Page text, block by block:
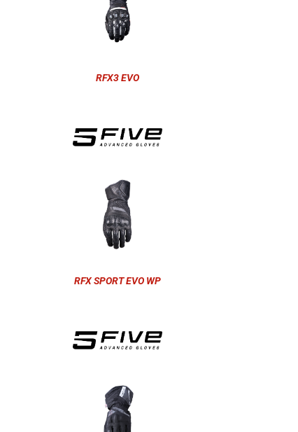
RFX3 EVO
RFX SPORT EVO WP